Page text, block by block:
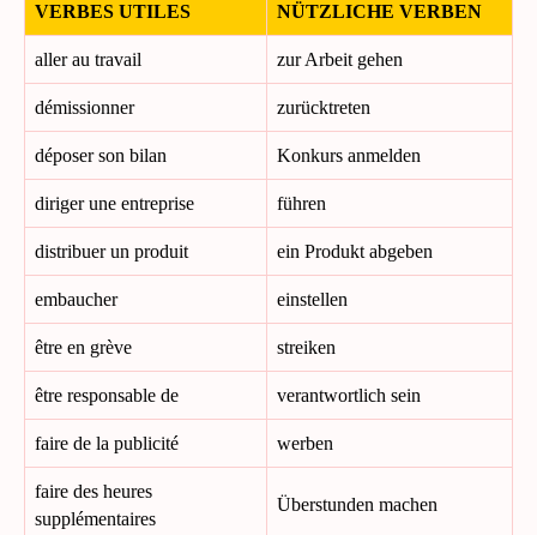
VERBES UTILES NÜTZLICHE VERBEN
aller au travail zur Arbeit gehen
démissionner zurücktreten
déposer son bilan Konkurs anmelden
diriger une entreprise führen
distribuer un produit ein Produkt abgeben
embaucher einstellen
être en grève streiken
être responsable de verantwortlich sein
faire de la publicité werben
faire des heures
supplémentaires
Überstunden machen